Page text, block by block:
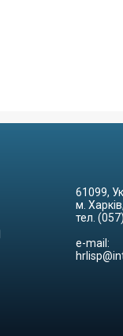
61099,
м.
тел.
e-mail: